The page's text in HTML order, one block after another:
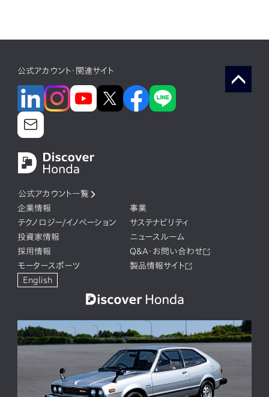
公式アカウント・関連サイト
公式アカウント一覧
企業情報
事業
テクノロジー/イノベーション
サステナビリティ
投資家情報
ニュースルーム
採用情報
Q&A・お問い合わせ
モータースポーツ
製品情報サイト
English